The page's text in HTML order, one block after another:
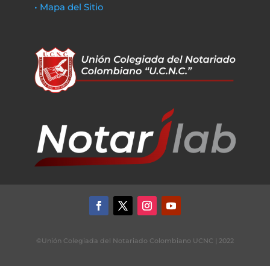
• Mapa del Sitio
©Unión Colegiada del Notariado Colombiano UCNC | 2022